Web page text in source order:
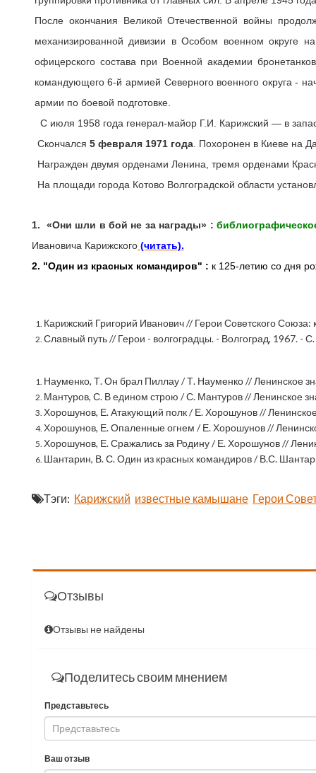
После окончания Великой Отечественной войны
механизированной дивизии в Особом военном округе
офицерского состава при Военной академии
командующего 6-й армией Северного военного округа -
армии по боевой подготовке.
С июля 1958 года генерал-майор Г.И. Карижский — в
Скончался 5 февраля 1971 года. Похоронен в Киеве на
Награжден двумя орденами Ленина, тремя орденами
На площади города Котово Волгоградской области
1. «Они шли в бой не за награды» :
Ивановича Карижского (читать).
2. "Один из красных командиров" : к 125-летию со дня
Карижский Григорий Иванович // Герои Советского
Славный путь // Герои - волгоградцы. - Волгоград, 1967. -
Науменко, Т. Он брал Пиллау / Т. Науменко // Ленинское
Мантуров, С. В едином строю / С. Мантуров // Ленинское
Хорошунов, Е. Атакующий полк / Е. Хорошунов //
Хорошунов, Е. Опаленные огнем / Е. Хорошунов //
Хорошунов, Е. Сражались за Родину / Е. Хорошунов //
Шантарин, В. С. Один из красных командиров / В.С.
Тэги: Карижский известные камышане Герои
Отзывы
Отзывы не найдены
Поделитесь своим мнением
Представьтесь
Ваш отзыв